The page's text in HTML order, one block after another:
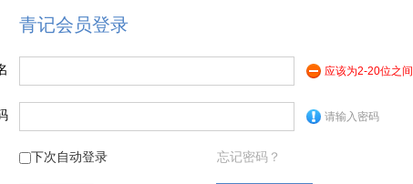
青记会员登录
应该为2-20位之间
请输入密码
下次自动登录 忘记密码？